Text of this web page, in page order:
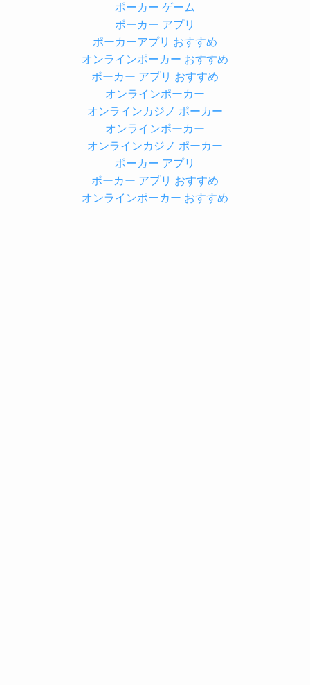
ポーカー ゲーム
ポーカー アプリ
ポーカーアプリ おすすめ
オンラインポーカー おすすめ
ポーカー アプリ おすすめ
オンラインポーカー
オンラインカジノ ポーカー
オンラインポーカー
オンラインカジノ ポーカー
ポーカー アプリ
ポーカー アプリ おすすめ
オンラインポーカー おすすめ